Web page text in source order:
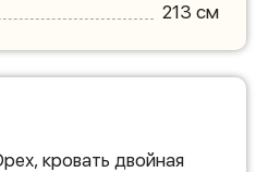
213 см
кровать двойная